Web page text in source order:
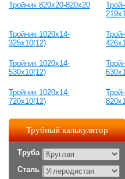
Тройник 820x20-820х20
Тройник 1020x14-
325x10(12)
Тройник 1020x14-
530x10(12)
Тройник 1020x14-
720x10(12)
Трубный калькулятор
Труба
Сталь